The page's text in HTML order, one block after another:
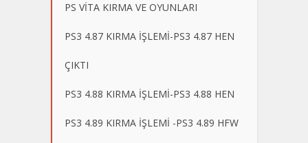
PS VİTA KIRMA VE OYUNLARI
PS3 4.87 KIRMA İŞLEMİ-PS3 4.87 HEN
ÇIKTI
PS3 4.88 KIRMA İŞLEMİ-PS3 4.88 HEN
PS3 4.89 KIRMA İŞLEMİ -PS3 4.89 HFW